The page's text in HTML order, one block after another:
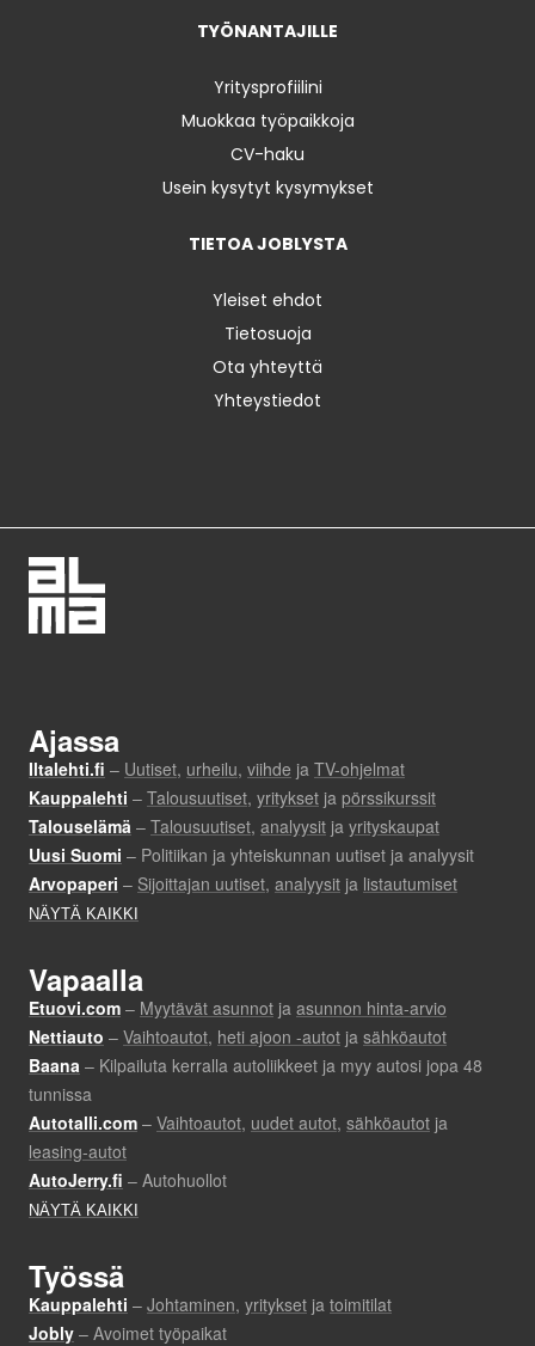
TYÖNANTAJILLE
Yritysprofiilini
Muokkaa työpaikkoja
CV-haku
Usein kysytyt kysymykset
TIETOA JOBLYSTA
Yleiset ehdot
Tietosuoja
Ota yhteyttä
Yhteystiedot